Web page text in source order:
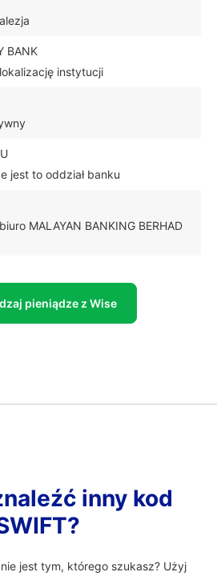
BANK
instytucji
jest to oddział banku
MALAYAN BANKING BERHAD
pieniądze z Wise
inny kod
nie jest tym, którego szukasz? Użyj